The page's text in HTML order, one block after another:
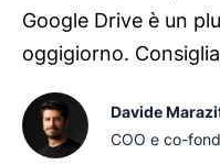
Google Drive è un
oggigiorno.
Davide
COO e co-